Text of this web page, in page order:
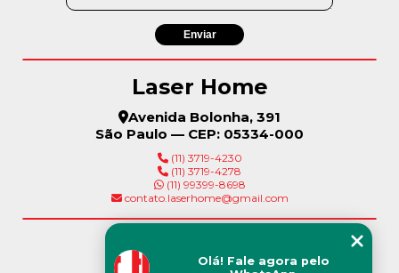
Laser Home
Avenida Bolonha, 391
São Paulo — CEP: 05334-000
(11) 3719-4230
(11) 3719-4278
(11) 99399-8698
contato.laserhome@gmail.com
Menu
Olá! Fale agora pelo